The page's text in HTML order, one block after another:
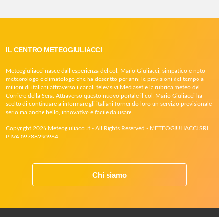
IL CENTRO METEOGIULIACCI
Meteogiuliacci nasce dall’esperienza del col. Mario Giuliacci, simpatico e noto
meteorologo e climatologo che ha descritto per anni le previsioni del tempo a
milioni di italiani attraverso i canali televisivi Mediaset e la rubrica meteo del
Corriere della Sera. Attraverso questo nuovo portale il col. Mario Giuliacci ha
scelto di continuare a informare gli italiani fornendo loro un servizio previsionale
serio ma anche bello, innovativo e facile da usare.
Copyright 2026 Meteogiuliacci.it - All Rights Reserved - METEOGIULIACCI SRL
P.IVA 09788290964
Chi siamo